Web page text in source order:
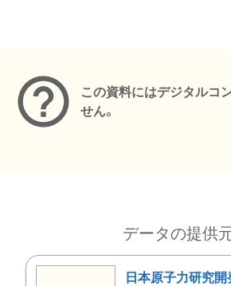
この資料にはデジタルコ
せん。
データの提供
日本原子力研究